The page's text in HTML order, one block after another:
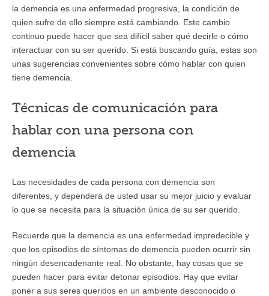
la demencia es una enfermedad progresiva, la condición de
quien sufre de ello siempre está cambiando. Este cambio
continuo puede hacer que sea difícil saber qué decirle o cómo
interactuar con su ser querido. Si está buscando guía, estas son
unas sugerencias convenientes sobre cómo hablar con quien
tiene demencia.
Técnicas de comunicación para
hablar con una persona con
demencia
Las necesidades de cada persona con demencia son
diferentes, y dependerá de usted usar su mejor juicio y evaluar
lo que se necesita para la situación única de su ser querido.
Recuerde que la demencia es una enfermedad impredecible y
que los episodios de síntomas de demencia pueden ocurrir sin
ningún desencadenante real. No obstante, hay cosas que se
pueden hacer para evitar detonar episodios. Hay que evitar
poner a sus seres queridos en un ambiente desconocido o